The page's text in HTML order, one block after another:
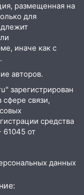
размещенная на
для
иначе как с
авторов.
зарегистрирован
связи,
средства
от
данных